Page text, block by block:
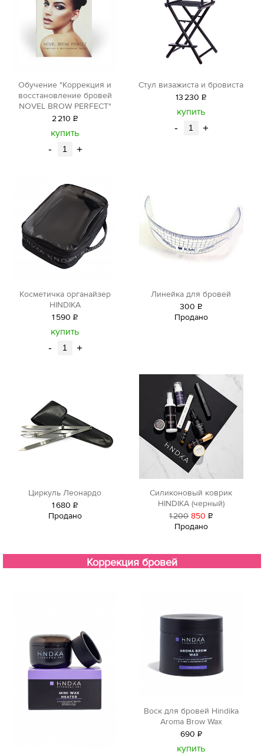
Обучение "Коррекция и
восстановление бровей
NOVEL BROW PERFECT"
2210 Р
уб.
купить
- +
Стул визажиста и бровиста
13230 Р
уб.
купить
- +
Косметичка органайзер
HINDIKA
1 590 Р
уб.
купить
- +
Линейка для бровей
300 Р
уб.
Продано
Циркуль Леонардо
1680 Р
уб.
Продано
Силиконовый коврик
HINDIKA (черный)
1200 850 Р
Продано
Коррекция бровей
Воск для бровей Hindika
Aroma Brow Wax
690 Р
уб.
купить